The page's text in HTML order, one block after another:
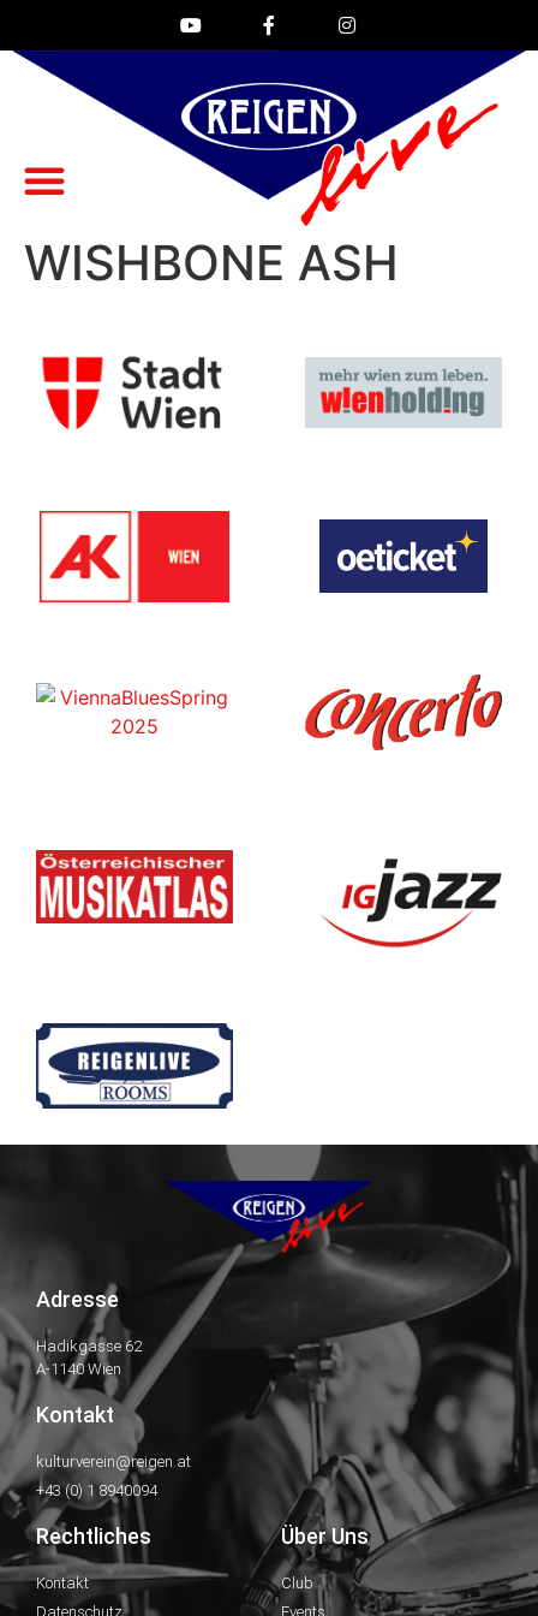
WISHBONE ASH
Adresse
Hadikgasse 62
A-1140 Wien
Kontakt
kulturverein@reigen.at
+43 (0) 1 8940094
Rechtliches
Kontakt
Datenschutz
Über Uns
Club
Events